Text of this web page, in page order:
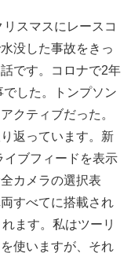
スマスにレースコ
没した事故をきっ
です。コロナで2年
した。トンプソン
クティブだった。
返っています。新
イブフィードを表示
カメラの選択表
すべてに搭載され
ます。私はツーリ
使いますが、それ